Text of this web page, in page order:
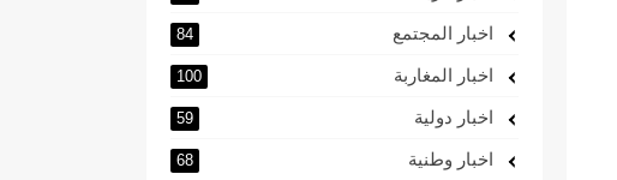
اخبار المجتمع 84
اخبار المغاربة 100
اخبار دولية 59
اخبار وطنية 68